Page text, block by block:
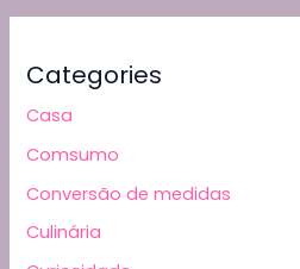
Categories
Casa
Comsumo
Conversão de medidas
Culinária